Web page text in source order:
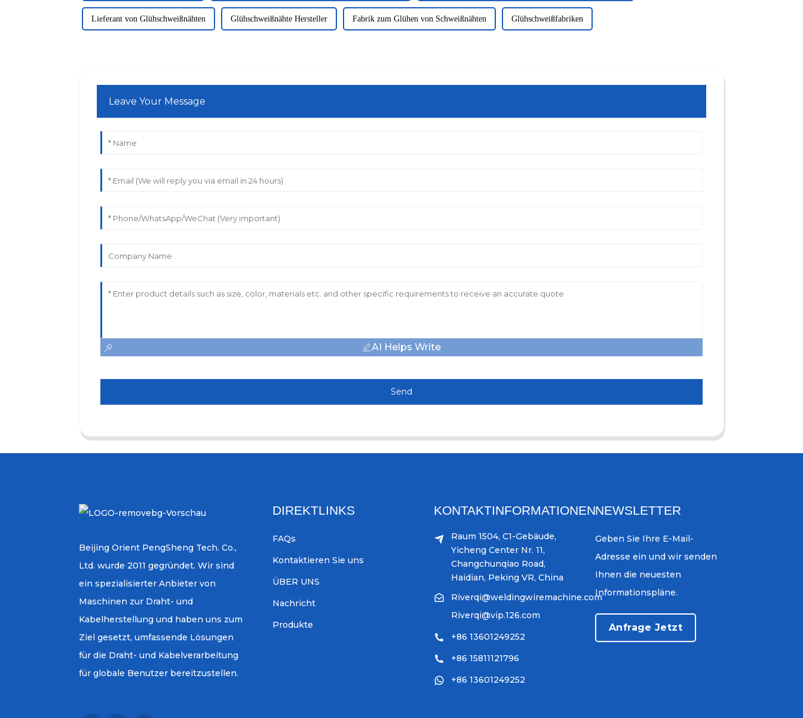
Lieferant von Glühschweißnähten Glühschweißnähte Hersteller Fabrik zum Glühen von Schweißnähten Glühschweißfabriken
Leave Your Message
AI Helps Write
Send
Beijing Orient PengSheng Tech. Co.,
Ltd. wurde 2011 gegründet. Wir sind
ein spezialisierter Anbieter von
Maschinen zur Draht- und
Kabelherstellung und haben uns zum
Ziel gesetzt, umfassende Lösungen
für die Draht- und Kabelverarbeitung
für globale Benutzer bereitzustellen.
DIREKTLINKS
FAQs
Kontaktieren Sie uns
ÜBER UNS
Nachricht
Produkte
KONTAKTINFORMATIONEN
Raum 1504, C1-Gebäude,
Yicheng Center Nr. 11,
Changchunqiao Road,
Haidian, Peking VR, China
Riverqi@weldingwiremachine.com
Riverqi@vip.126.com
+86 13601249252
+86 15811121796
+86 13601249252
NEWSLETTER
Geben Sie Ihre E-Mail-
Adresse ein und wir senden
Ihnen die neuesten
Informationspläne.
Anfrage Jetzt